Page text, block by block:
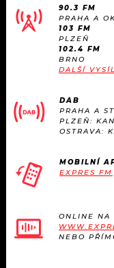
90.3 FM
PRAHA A
103 FM
PLZEŇ
102.4 FM
BRNO
DALŠÍ
DAB
PRAHA A
PLZEŇ:
OSTRAVA:
MOBILNÍ
EXPRES FM
ONLINE NA
NEBO